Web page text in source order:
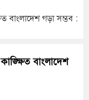
পর দেশে ফিরছেন
বাংলাদেশ গড়া সম্ভব :
বাংলাদেশ